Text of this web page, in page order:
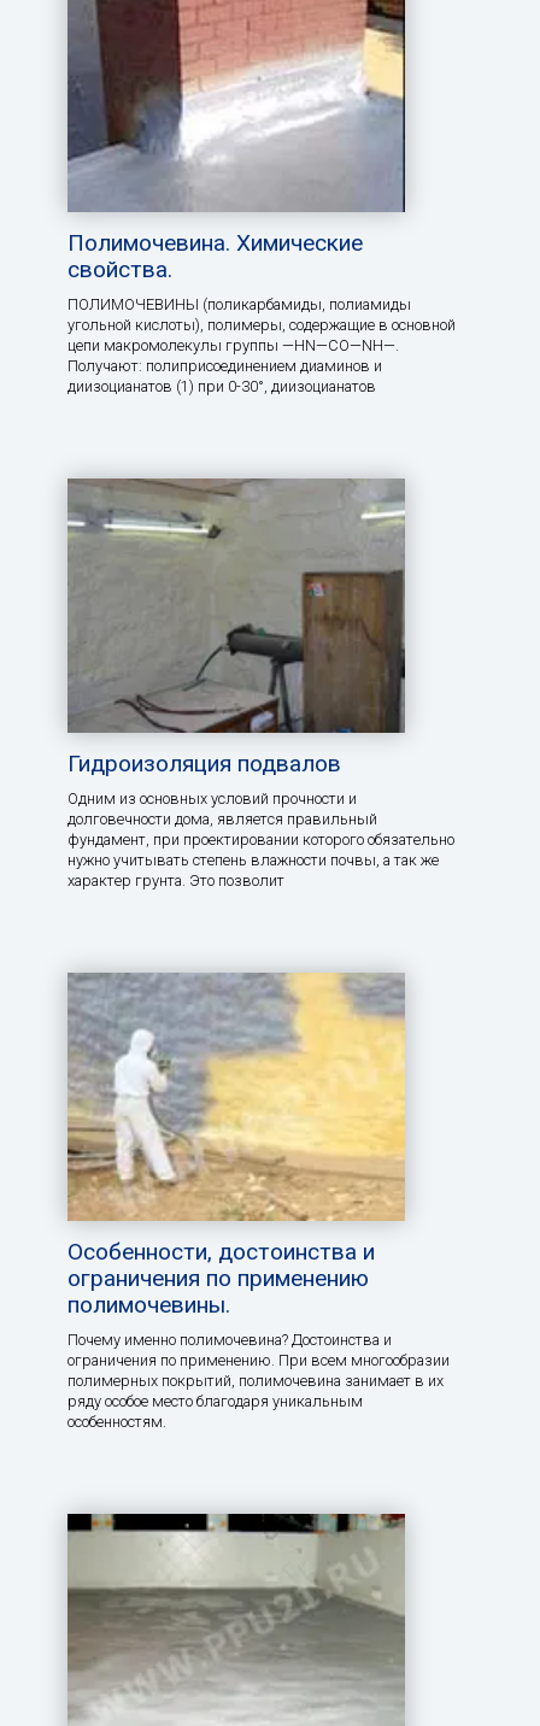
Полимочевина. Химические
свойства.
ПОЛИМОЧЕВИНЫ (поликарбамиды, полиамиды
угольной кислоты), полимеры, содержащие в основной
цепи макромолекулы группы —HN—СО—NH—.
Получают: полиприсоединением диаминов и
диизоцианатов (1) при 0-30°, диизоцианатов
Гидроизоляция подвалов
Одним из основных условий прочности и
долговечности дома, является правильный
фундамент, при проектировании которого обязательно
нужно учитывать степень влажности почвы, а так же
характер грунта. Это позволит
Особенности, достоинства и
ограничения по применению
полимочевины.
Почему именно полимочевина? Достоинства и
ограничения по применению. При всем многообразии
полимерных покрытий, полимочевина занимает в их
ряду особое место благодаря уникальным
особенностям.